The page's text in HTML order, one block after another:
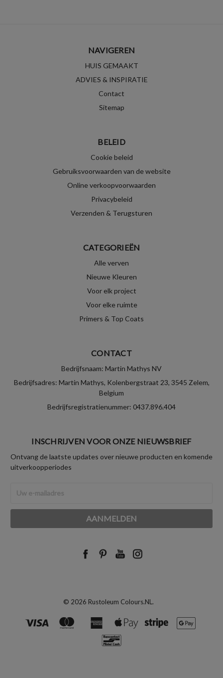
NAVIGEREN
HUIS GEMAAKT
ADVIES & INSPIRATIE
Contact
Sitemap
BELEID
Cookie beleid
Gebruiksvoorwaarden van de website
Online verkoopvoorwaarden
Privacybeleid
Verzenden & Terugsturen
CATEGORIEËN
Alle verven
Nieuwe Kleuren
Voor elk project
Voor elke ruimte
Primers & Top Coats
CONTACT
Bedrijfsnaam: Martin Mathys NV
Bedrijfsadres: Martin Mathys, Kolenbergstraat 23, 3545 Zelem,
Belgium
Bedrijfsregistratienummer: 0437.896.404
INSCHRIJVEN VOOR ONZE NIEUWSBRIEF
Ontvang de laatste updates over nieuwe producten en komende
uitverkoopperiodes
mailadres
© 2026 Rustoleum Colours.NL.